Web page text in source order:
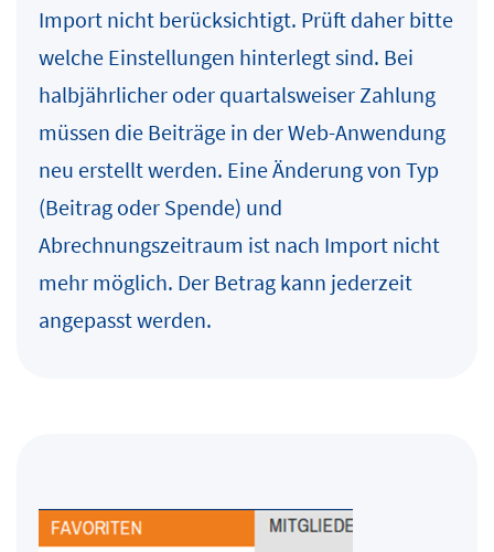
Import nicht berücksichtigt. Prüft daher bitte
welche Einstellungen hinterlegt sind. Bei
halbjährlicher oder quartalsweiser Zahlung
müssen die Beiträge in der Web-Anwendung
neu erstellt werden. Eine Änderung von Typ
(Beitrag oder Spende) und
Abrechnungszeitraum ist nach Import nicht
mehr möglich. Der Betrag kann jederzeit
angepasst werden.